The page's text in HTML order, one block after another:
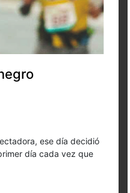
ese día decidió
día cada vez que